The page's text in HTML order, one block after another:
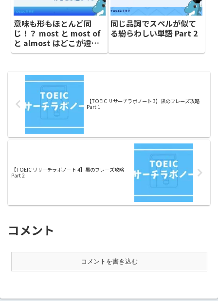
意味も形もほとんど同
じ！？ most と most of
と almost はどこが違う
のか
同じ品詞でスペルが似て
る紛らわしい単語 Part 2
【TOEIC リサーチラボノート 3】黒のフレーズ攻略
Part 1
【TOEIC リサーチラボノート 4】黒のフレーズ攻略
Part 2
コメント
コメントを書き込む